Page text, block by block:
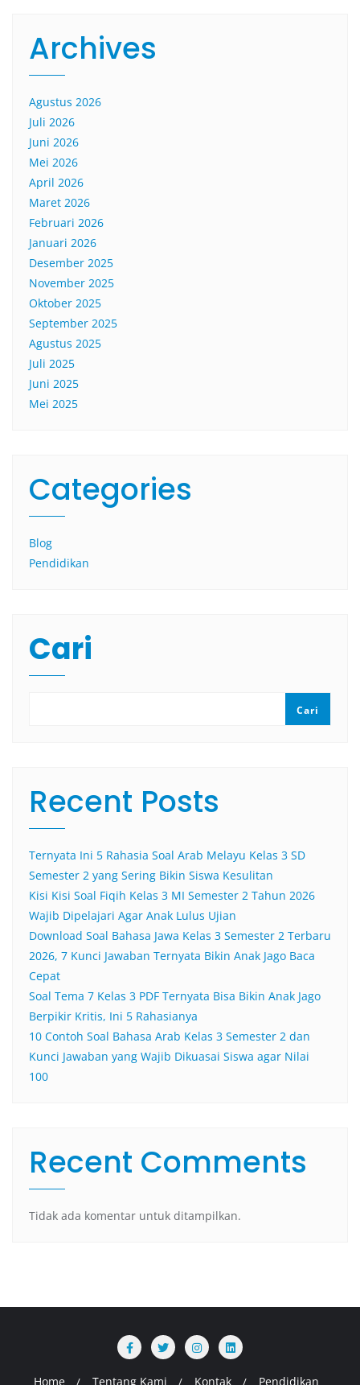
Archives
Agustus 2026
Juli 2026
Juni 2026
Mei 2026
April 2026
Maret 2026
Februari 2026
Januari 2026
Desember 2025
November 2025
Oktober 2025
September 2025
Agustus 2025
Juli 2025
Juni 2025
Mei 2025
Categories
Blog
Pendidikan
Cari
Cari
Recent Posts
Ternyata Ini 5 Rahasia Soal Arab Melayu Kelas 3 SD
Semester 2 yang Sering Bikin Siswa Kesulitan
Kisi Kisi Soal Fiqih Kelas 3 MI Semester 2 Tahun 2026
Wajib Dipelajari Agar Anak Lulus Ujian
Download Soal Bahasa Jawa Kelas 3 Semester 2 Terbaru
2026, 7 Kunci Jawaban Ternyata Bikin Anak Jago Baca
Cepat
Soal Tema 7 Kelas 3 PDF Ternyata Bisa Bikin Anak Jago
Berpikir Kritis, Ini 5 Rahasianya
10 Contoh Soal Bahasa Arab Kelas 3 Semester 2 dan
Kunci Jawaban yang Wajib Dikuasai Siswa agar Nilai
100
Recent Comments
Tidak ada komentar untuk ditampilkan.
Home Tentang Kami Kontak Pendidikan